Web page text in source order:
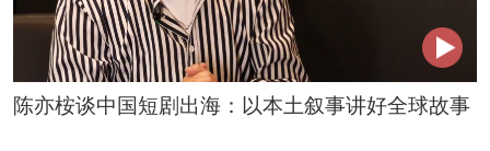
陈亦桉谈中国短剧出海：以本土叙事讲好全球故事